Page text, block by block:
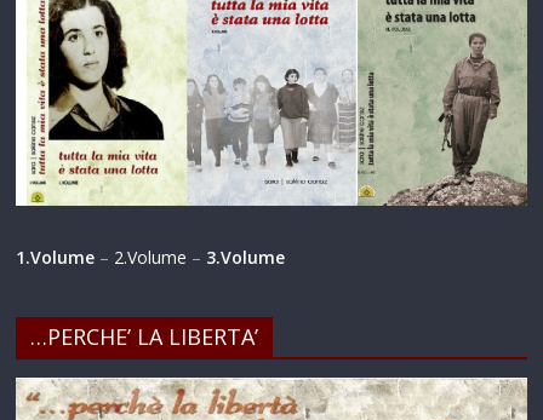
1.Volume – 2.Volume – 3.Volume
…PERCHE’ LA LIBERTA’